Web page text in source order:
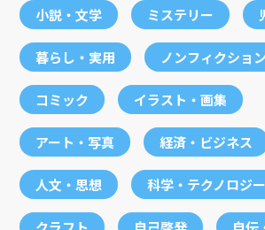
小説・文学 ミステリー
暮らし・実用 ノンフィクション
コミック イラスト・画集
アート・写真 経済・ビジネス
人文・思想 科学・テクノロジー